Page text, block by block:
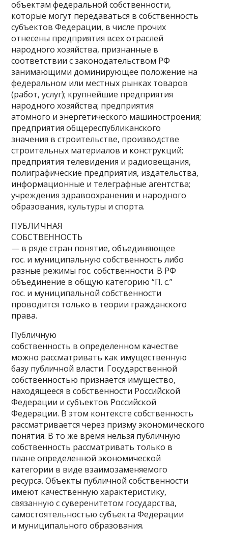
объектам федеральной собственности,
которые могут передаваться в собственность
субъектов Федерации, в числе прочих
отнесены предприятия всех отраслей
народного хозяйства, признанные в
соответствии с законодательством РФ
занимающими доминирующее положение на
федеральном или местных рынках товаров
(работ, услуг); крупнейшие предприятия
народного хозяйства; предприятия
атомного и энергетического машиностроения;
предприятия общереспубликанского
значения в строительстве, производстве
строительных материалов и конструкций;
предприятия телевидения и радиовещания,
полиграфические предприятия, издательства,
информационные и телеграфные агентства;
учреждения здравоохранения и народного
образования, культуры и спорта.
ПУБЛИЧНАЯ
СОБСТВЕННОСТЬ
— в ряде стран понятие, объединяющее
гос. и муниципальную собственность либо
разные режимы гос. собственности. В РФ
объединение в общую категорию “П. с.”
гос. и муниципальной собственности
проводится только в теории гражданского
права.
Публичную
собственность в определенном качестве
можно рассматривать как имущественную
базу публичной власти. Государственной
собственностью признается имущество,
находящееся в собственности Российской
Федерации и субъектов Российской
Федерации. В этом контексте собственность
рассматривается через призму экономического
понятия. В то же время нельзя публичную
собственность рассматривать только в
плане определенной экономической
категории в виде взаимозаменяемого
ресурса. Объекты публичной собственности
имеют качественную характеристику,
связанную с суверенитетом государства,
самостоятельностью субъекта Федерации
и муниципального образования.